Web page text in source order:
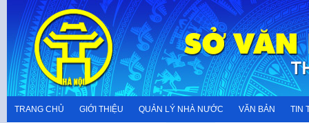
content
TRANG CHỦ GIỚI THIỆU QUẢN LÝ NHÀ NƯỚC VĂN BẢN TIN